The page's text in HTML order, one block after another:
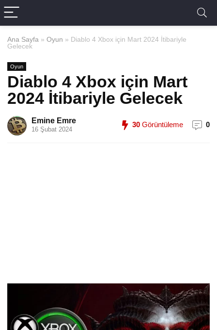
Ana Sayfa » Oyun » Diablo 4 Xbox için Mart 2024 İtibariyle
Gelecek
Oyun
Diablo 4 Xbox için Mart
2024 İtibariyle Gelecek
Emine Emre
16 Şubat 2024
30 Görüntüleme 0